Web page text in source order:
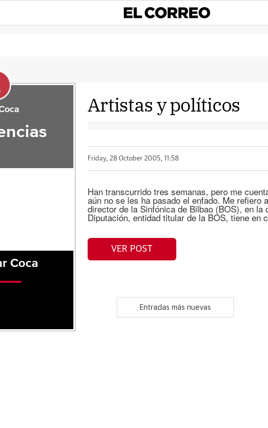
Artistas y políticos
Friday, 28 October 2005, 11:58
Han transcurrido tres semanas, pero me
aún no se les ha pasado el enfado. Me refiero
director de la Sinfónica de Bilbao (BOS), en
Diputación, entidad titular de la BOS, tiene en
VER POST
Entradas más nuevas
Coca